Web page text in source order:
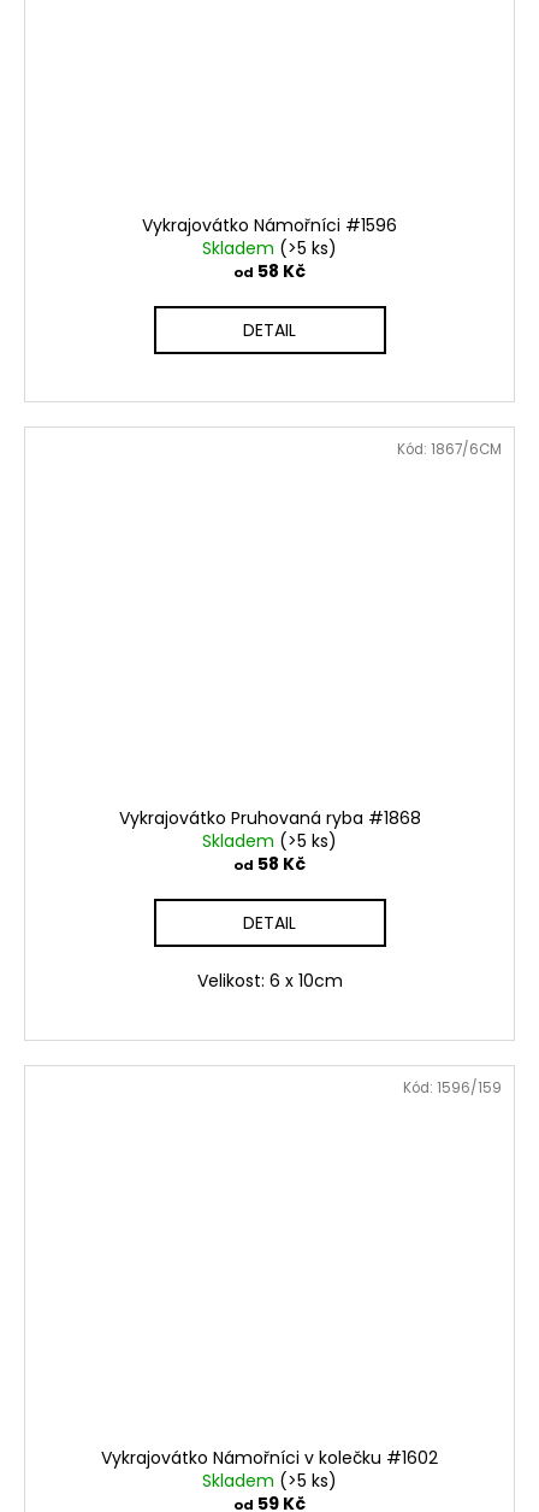
Vykrajovátko Námořníci #1596
Skladem (>5 ks)
od 58 Kč
DETAIL
Vykrajovátko Pruhovaná ryba #1868
Skladem (>5 ks)
od 58 Kč
DETAIL
Velikost: 6 x 10cm
Kód: 1867/6CM
Vykrajovátko Námořníci v kolečku #1602
Skladem (>5 ks)
od 59 Kč
Kód: 1596/159